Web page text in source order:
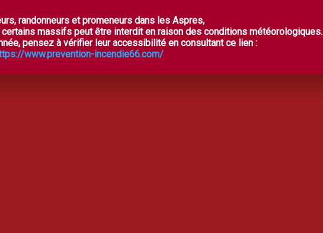
À VOIR, À FAIRE OÙ DORMIR ?
randonneurs et promeneurs dans les Aspres,
certains massifs peut être interdit en raison des conditions météorologiques.
pensez à vérifier leur accessibilité en consultant ce lien :
www.prevention-incendie66.com/